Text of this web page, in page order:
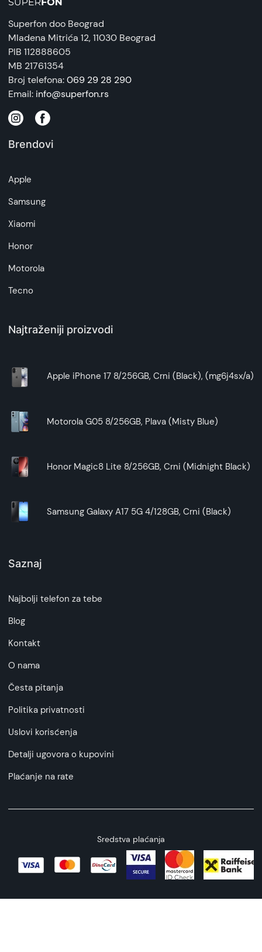
Superfon doo Beograd
Mladena Mitrića 12, 11030 Beograd
PIB 112888605
MB 21761354
Broj telefona:069 29 28 290
Email: info@superfon.rs
Brendovi
Apple
Samsung
Xiaomi
Honor
Motorola
Tecno
Najtraženiji proizvodi
Apple iPhone 17 8/256GB, Crni (Black), (mg6j4sx/a)
Motorola G05 8/256GB, Plava (Misty Blue)
Honor Magic8 Lite 8/256GB, Crni (Midnight Black)
Samsung Galaxy A17 5G 4/128GB, Crni (Black)
Saznaj
Najbolji telefon za tebe
Blog
Kontakt
O nama
Česta pitanja
Politika privatnosti
Uslovi korisćenja
Detalji ugovora o kupovini
Plaćanje na rate
Sredstva plaćanja